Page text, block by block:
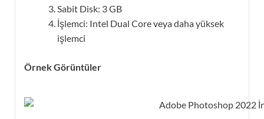
Sabit Disk: 3 GB
İşlemci: Intel Dual Core veya daha yüksek
işlemci
Örnek Görüntüler